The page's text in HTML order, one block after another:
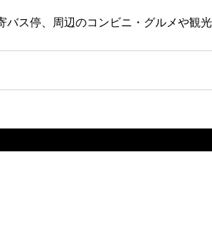
ス停、周辺のコンビニ・グルメや観